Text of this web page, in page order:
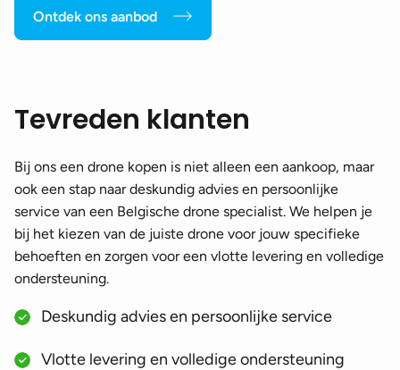
Ontdek ons aanbod
Tevreden klanten
Bij ons een drone kopen is niet alleen een aankoop, maar
ook een stap naar deskundig advies en persoonlijke
service van een Belgische drone specialist. We helpen je
bij het kiezen van de juiste drone voor jouw specifieke
behoeften en zorgen voor een vlotte levering en volledige
ondersteuning.
Deskundig advies en persoonlijke service
Vlotte levering en volledige ondersteuning